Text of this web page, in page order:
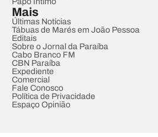
Mais
Últimas Notícias
Tábuas de Marés em João Pessoa
Editais
Sobre o Jornal da Paraíba
Cabo Branco FM
CBN Paraíba
Expediente
Comercial
Fale Conosco
Política de Privacidade
Espaço Opinião